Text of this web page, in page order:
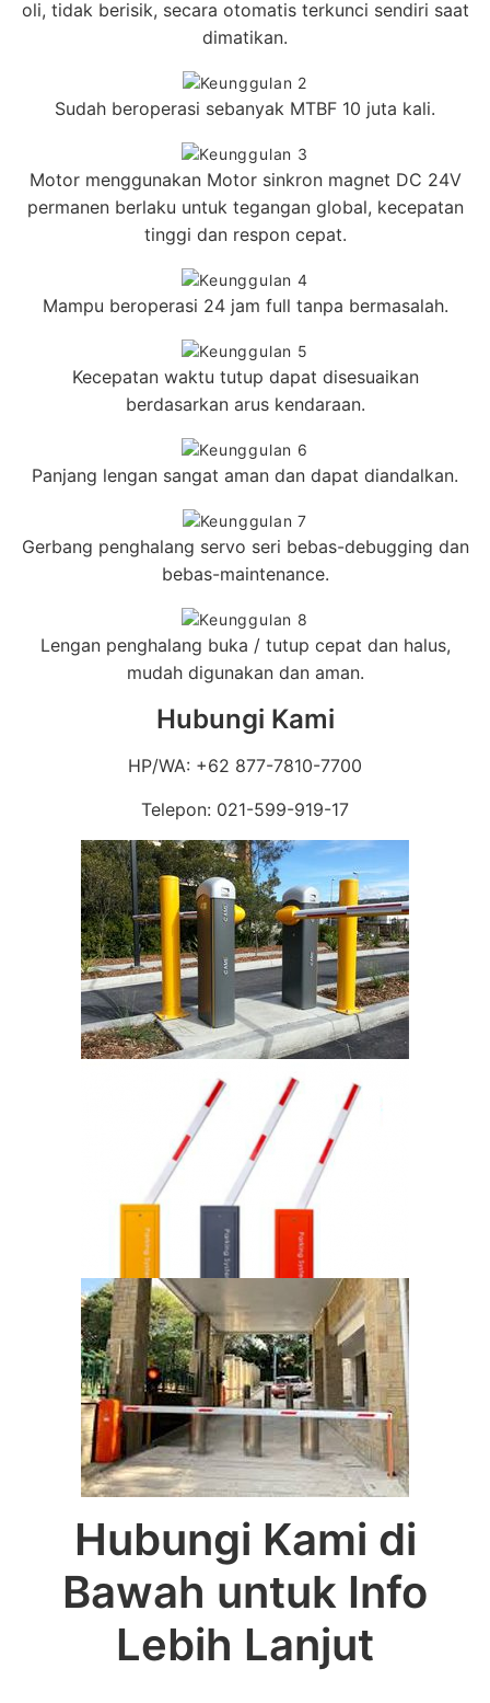
oli, tidak berisik, secara otomatis terkunci sendiri saat
dimatikan.
Sudah beroperasi sebanyak MTBF 10 juta kali.
Motor menggunakan Motor sinkron magnet DC 24V
permanen berlaku untuk tegangan global, kecepatan
tinggi dan respon cepat.
Mampu beroperasi 24 jam full tanpa bermasalah.
Kecepatan waktu tutup dapat disesuaikan
berdasarkan arus kendaraan.
Panjang lengan sangat aman dan dapat diandalkan.
Gerbang penghalang servo seri bebas-debugging dan
bebas-maintenance.
Lengan penghalang buka / tutup cepat dan halus,
mudah digunakan dan aman.
Hubungi Kami
HP/WA: +62 877-7810-7700
Telepon: 021-599-919-17
Hubungi Kami di
Bawah untuk Info
Lebih Lanjut